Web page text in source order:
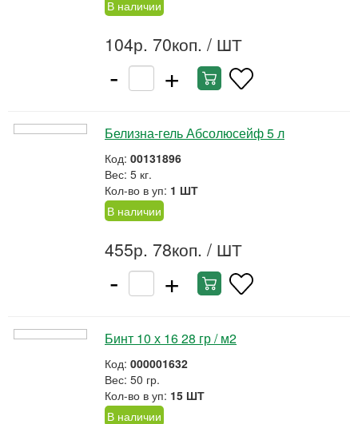
В наличии
104р. 70коп. / ШТ
- +
Белизна-гель Абсолюсейф 5 л
Код: 00131896
Вес: 5 кг.
Кол-во в уп: 1 ШТ
В наличии
455р. 78коп. / ШТ
- +
Бинт 10 х 16 28 гр / м2
Код: 000001632
Вес: 50 гр.
Кол-во в уп: 15 ШТ
В наличии